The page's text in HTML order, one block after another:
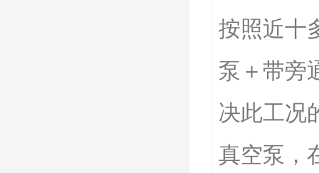
按照近十
泵＋带旁
决此工况
真空泵，